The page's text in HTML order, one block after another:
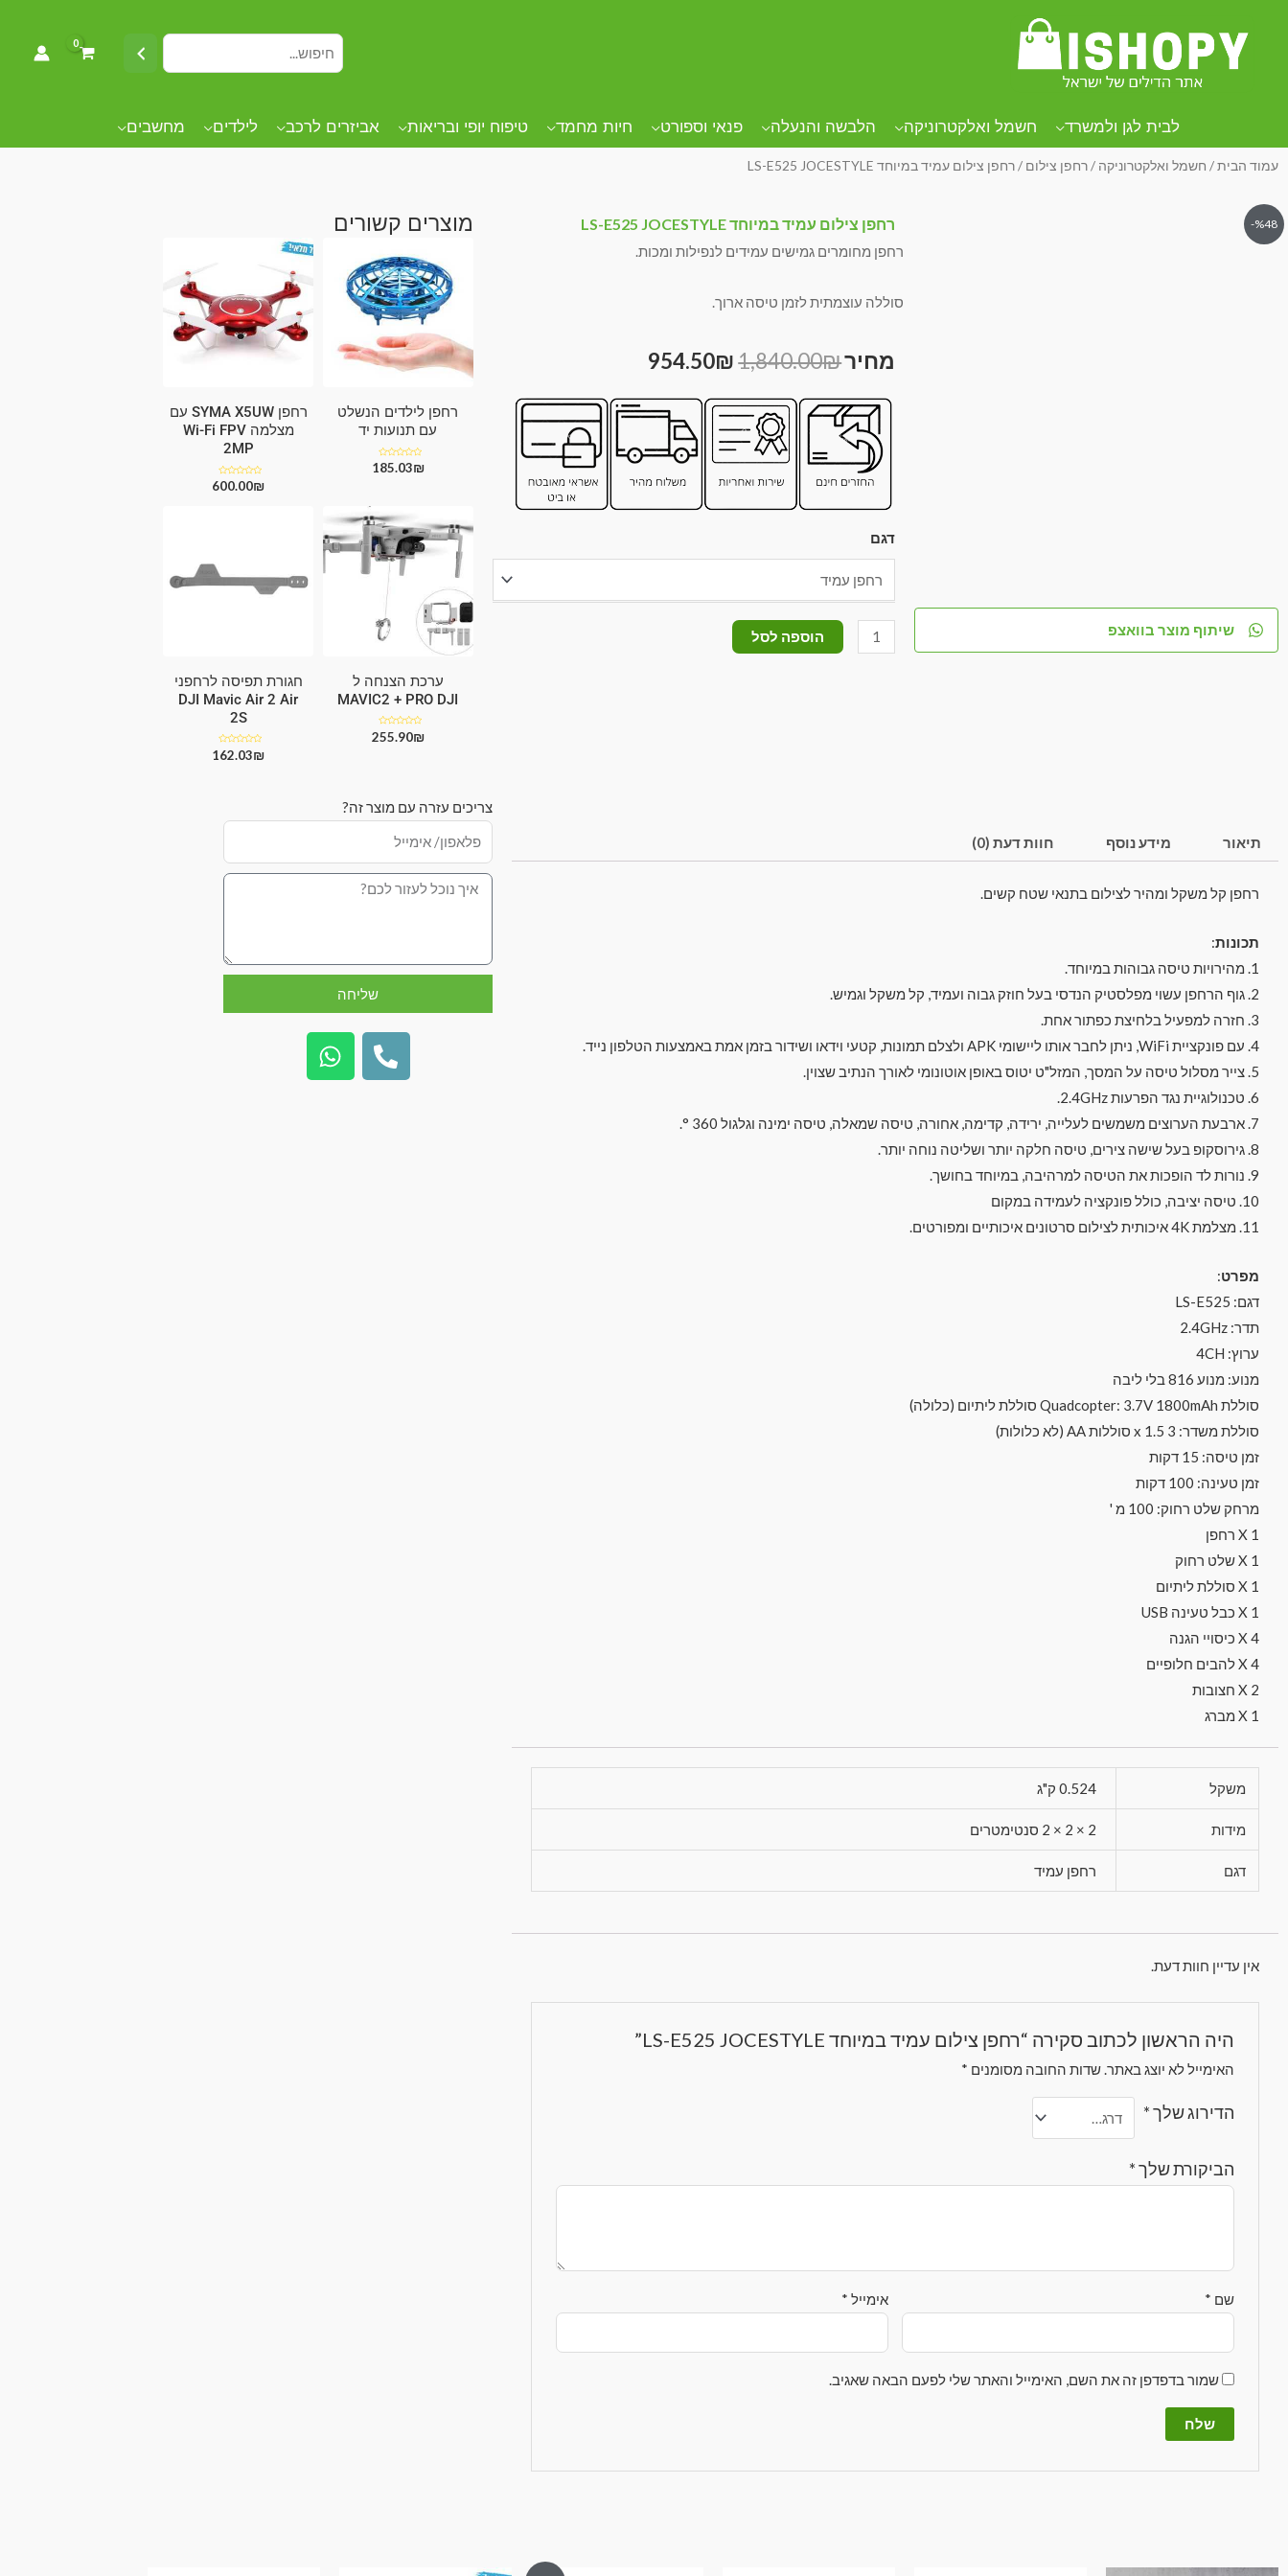
לבית לגן ולמשרד חשמל ואלקטרוניקה הלבשה והנעלה פנאי וספורט חיות מחמד טיפוח יופי ובריאות אביזרים לרכב לילדים מחשבים
עמוד הבית/ חשמל ואלקטרוניקה /רחפן צילום / רחפן צילום עמיד במיוחד LS-E525 JOCESTYLE
%48-
שיתוף מוצר בוואצפ
רחפן צילום עמיד במיוחד LS-E525 JOCESTYLE
רחפן מחומרים גמישים עמידים לנפילות ומכות.
סוללה עוצמתית לזמן טיסה ארוך.
1,840.00₪
954.50₪
דגם
הוספה לסל
מוצרים קשורים
רחפן לילדים הנשלט
עם תנועות יד
דורג
0
185.03₪
רחפן SYMA X5UW עם
מצלמה Wi-Fi FPV
2MP
דורג
0
600.00₪
ערכת הצנחה ל
MAVIC2 + PRO DJI
דורג
0
255.90₪
חגורת תפיסה לרחפני
DJI Mavic Air 2 Air
2S
דורג
0
162.03₪
תיאור מידע נוסף חוות דעת (0)
רחפן קל משקל ומהיר לצילום בתנאי שטח קשים.
תכונות:
1. מהירויות טיסה גבוהות במיוחד.
2. גוף הרחפן עשוי מפלסטיק הנדסי בעל חוזק גבוה ועמיד, קל משקל וגמיש.
3. חזרה למפעיל בלחיצת כפתור אחת.
4. עם פונקציית WiFi, ניתן לחבר אותו ליישומי APK ולצלם תמונות, קטעי וידאו ושידור בזמן אמת באמצעות הטלפון נייד.
5. צייר מסלול טיסה על המסך, המזל"ט יטוס באופן אוטונומי לאורך הנתיב שצוין.
6. טכנולוגיית נגד הפרעות 2.4GHz.
7. ארבעת הערוצים משמשים לעלייה, ירידה, קדימה, אחורה, טיסה שמאלה, טיסה ימינה וגלגול 360 °.
8. גירוסקופ בעל שישה צירים, טיסה חלקה יותר ושליטה נוחה יותר.
9. נורות לד הופכות את הטיסה למרהיבה, במיוחד בחושך.
10. טיסה יציבה, כולל פונקציה לעמידה במקום
11. מצלמת 4K איכותית לצילום סרטונים איכותיים ומפורטים.
מפרט:
דגם: LS-E525
תדר: 2.4GHz
ערוץ: 4CH
מנוע: מנוע 816 בלי ליבה
סוללת Quadcopter: 3.7V 1800mAh סוללת ליתיום (כלולה)
סוללת משדר: 3 x 1.5 סוללות AA (לא כלולות)
זמן טיסה: 15 דקות
זמן טעינה: 100 דקות
מרחק שלט רחוק: 100 מ '
1 X רחפן
1 X שלט רחוק
1 X סוללת ליתיום
1 X כבל טעינה USB
4 X כיסויי הגנה
4 X להבים חלופיים
2 X חצובות
1 X מברג
משקל 0.524 ק"ג
מידות 2 × 2 × 2 סנטימטרים
דגם רחפן עמיד
אין עדיין חוות דעת.
היה הראשון לכתוב סקירה “רחפן צילום עמיד במיוחד LS-E525 JOCESTYLE”
האימייל לא יוצג באתר.שדות החובה מסומנים *
הדירוג שלך*
הביקורת שלך*
שם * אימייל *
שמור בדפדפן זה את השם, האימייל והאתר שלי לפעם הבאה שאגיב.
צריכים עזרה עם מוצר זה?
שליחה